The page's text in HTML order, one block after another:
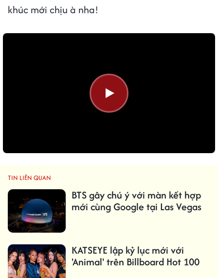
khúc mới chịu à nha!
TIN LIÊN QUAN
BTS gây chú ý với màn kết hợp
mới cùng Google tại Las Vegas
KATSEYE lập kỷ lục mới với
'Animal' trên Billboard Hot 100